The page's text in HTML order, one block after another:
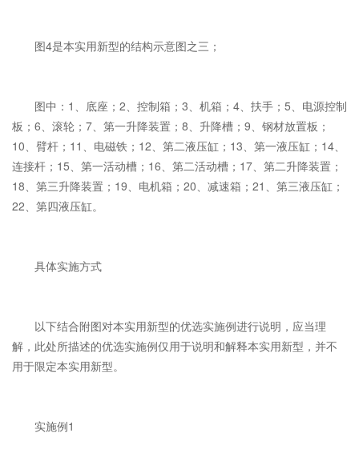
图4是本实用新型的结构示意图之三；
图中：1、底座；2、控制箱；3、机箱；4、扶手；5、电源控制
板；6、滚轮；7、第一升降装置；8、升降槽；9、钢材放置板；
10、臂杆；11、电磁铁；12、第二液压缸；13、第一液压缸；14、
连接杆；15、第一活动槽；16、第二活动槽；17、第二升降装置；
18、第三升降装置；19、电机箱；20、减速箱；21、第三液压缸；
22、第四液压缸。
具体实施方式
以下结合附图对本实用新型的优选实施例进行说明，应当理
解，此处所描述的优选实施例仅用于说明和解释本实用新型，并不
用于限定本实用新型。
实施例1